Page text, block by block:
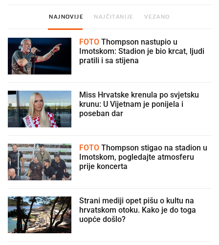
NAJNOVIJE NAJČITANIJE VEZANO
FOTO
Imotskom: Stadion je bio krcat, ljudi
pratili i sa stijena
Miss Hrvatske krenula po svjetsku
krunu: U Vijetnam je ponijela i
poseban dar
FOTO
Imotskom, pogledajte atmosferu
prije koncerta
Strani mediji opet pišu o kultu na
hrvatskom otoku. Kako je do toga
uopće došlo?